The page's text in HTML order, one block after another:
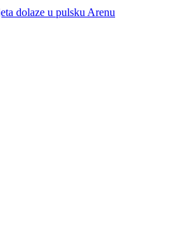
dolaze u pulsku Arenu